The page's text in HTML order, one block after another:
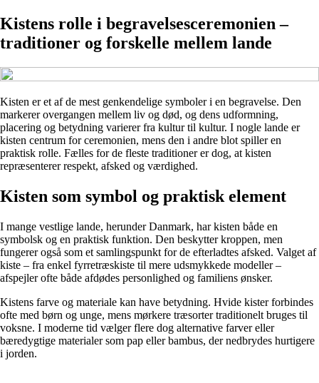
Kistens rolle i begravelsesceremonien –
traditioner og forskelle mellem lande
Kisten er et af de mest genkendelige symboler i en begravelse. Den
markerer overgangen mellem liv og død, og dens udformning,
placering og betydning varierer fra kultur til kultur. I nogle lande er
kisten centrum for ceremonien, mens den i andre blot spiller en
praktisk rolle. Fælles for de fleste traditioner er dog, at kisten
repræsenterer respekt, afsked og værdighed.
Kisten som symbol og praktisk element
I mange vestlige lande, herunder Danmark, har kisten både en
symbolsk og en praktisk funktion. Den beskytter kroppen, men
fungerer også som et samlingspunkt for de efterladtes afsked. Valget af
kiste – fra enkel fyrretræskiste til mere udsmykkede modeller –
afspejler ofte både afdødes personlighed og familiens ønsker.
Kistens farve og materiale kan have betydning. Hvide kister forbindes
ofte med børn og unge, mens mørkere træsorter traditionelt bruges til
voksne. I moderne tid vælger flere dog alternative farver eller
bæredygtige materialer som pap eller bambus, der nedbrydes hurtigere
i jorden.